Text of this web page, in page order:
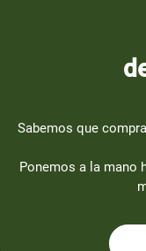
Sabemos que
Ponemos a la mano